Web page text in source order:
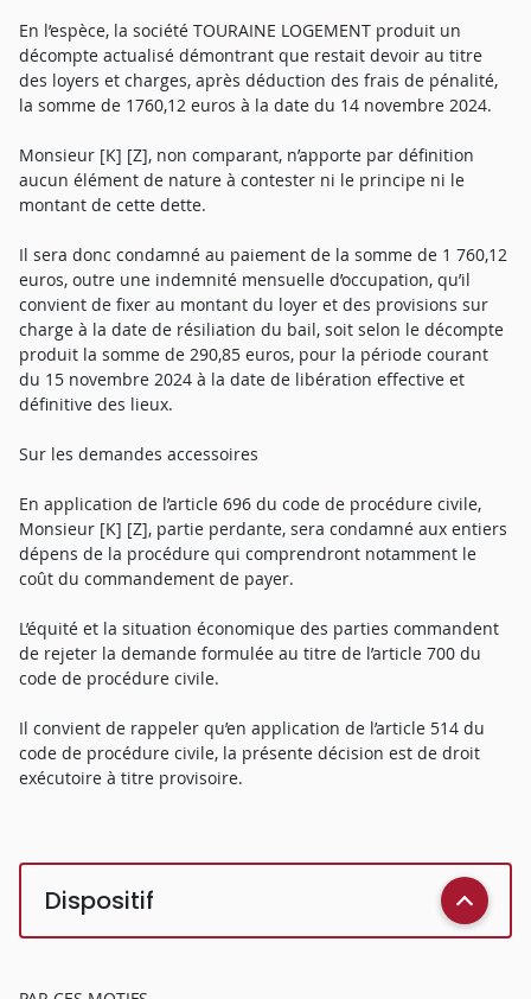
En l’espèce, la société TOURAINE LOGEMENT produit un
décompte actualisé démontrant que restait devoir au titre
des loyers et charges, après déduction des frais de pénalité,
la somme de 1760,12 euros à la date du 14 novembre 2024.
Monsieur [K] [Z], non comparant, n’apporte par définition
aucun élément de nature à contester ni le principe ni le
montant de cette dette.
Il sera donc condamné au paiement de la somme de 1 760,12
euros, outre une indemnité mensuelle d’occupation, qu’il
convient de fixer au montant du loyer et des provisions sur
charge à la date de résiliation du bail, soit selon le décompte
produit la somme de 290,85 euros, pour la période courant
du 15 novembre 2024 à la date de libération effective et
définitive des lieux.
Sur les demandes accessoires
En application de l’article 696 du code de procédure civile,
Monsieur [K] [Z], partie perdante, sera condamné aux entiers
dépens de la procédure qui comprendront notamment le
coût du commandement de payer.
L’équité et la situation économique des parties commandent
de rejeter la demande formulée au titre de l’article 700 du
code de procédure civile.
Il convient de rappeler qu’en application de l’article 514 du
code de procédure civile, la présente décision est de droit
exécutoire à titre provisoire.
Dispositif